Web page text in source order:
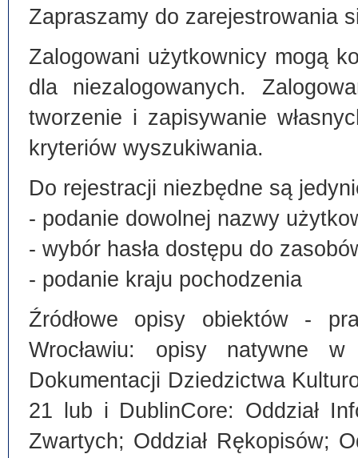
Zapraszamy do zarejestrowania
Zalogowani użytkownicy mogą
dla niezalogowanych.
tworzenie i zapisywanie
kryteriów wyszukiwania.
Do rejestracji niezbędne są
- podanie dowolnej nazwy
- wybór hasła dostępu do
- podanie kraju pochodzenia
Źródłowe opisy obiektów -
Wrocławiu: opisy natywne
Dokumentacji Dziedzictwa
21 lub i DublinCore: Oddział
Zwartych; Oddział Rękopisów;